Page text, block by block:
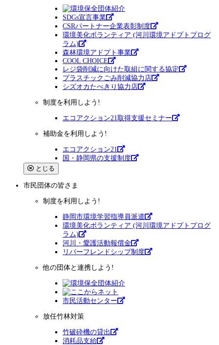
SDGs宣言事業
CSRパートナー企業表彰制度
環境美化ボランティア (河川環境アドプトプログ
ラム)
森林環境アドプト事業
COOL CHOICE
レジ袋削減に向けた取組に関する協定
プラスチックごみ削減協力店
シズオカたべきり協力店
制度を利用しよう!
エコアクション21取得支援セミナー
補助金を利用しよう!
エコアクション21
国・静岡県の支援制度
とじる
市民団体の皆さま
制度を利用しよう!
静岡市環境学習指導員派遣
環境美化ボランティア (河川環境アドプトプログ
ラム)
河川・愛護活動報償金
リバーフレンドシップ制度
他の団体と連携しよう!
市⺠活動センター
放任竹林対策
竹破砕機の貸出
消耗品支給